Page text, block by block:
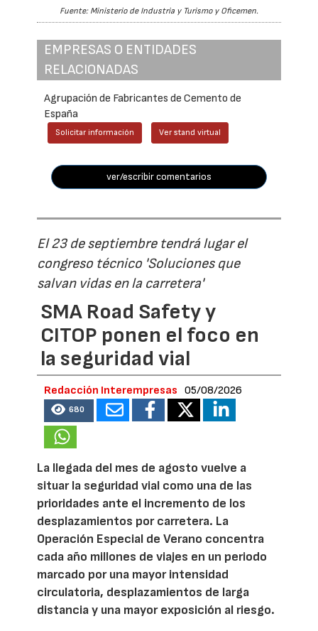
Fuente: Ministerio de Industria y Turismo y Oficemen.
EMPRESAS O ENTIDADES
RELACIONADAS
Agrupación de Fabricantes de Cemento de
España
Solicitar información Ver stand virtual
ver/escribir comentarios
El 23 de septiembre tendrá lugar el
congreso técnico 'Soluciones que
salvan vidas en la carretera'
SMA Road Safety y
CITOP ponen el foco en
la seguridad vial
Redacción Interempresas 05/08/2026
680
La llegada del mes de agosto vuelve a
situar la seguridad vial como una de las
prioridades ante el incremento de los
desplazamientos por carretera. La
Operación Especial de Verano concentra
cada año millones de viajes en un periodo
marcado por una mayor intensidad
circulatoria, desplazamientos de larga
distancia y una mayor exposición al riesgo.